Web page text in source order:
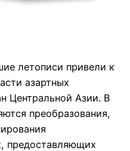
летописи привели к
азартных
Центральной Азии. В
преобразования,
предоставляющих